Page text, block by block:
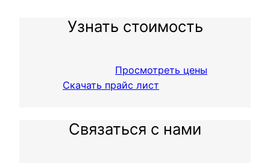
Узнать стоимость
Просмотреть цены
Скачать прайс лист
Связаться с нами